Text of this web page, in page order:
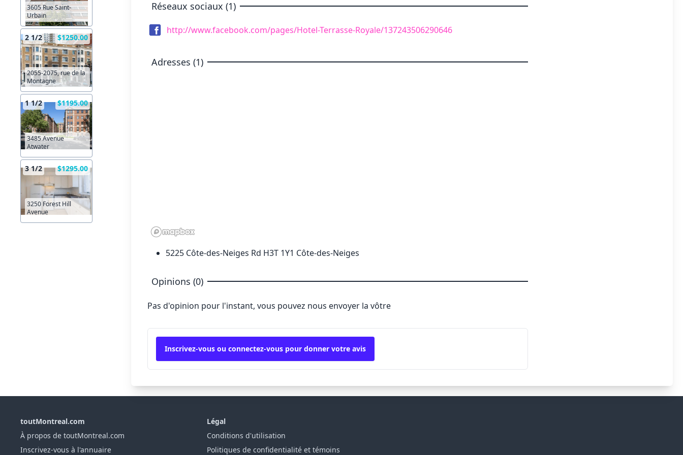
3605 Rue Saint-
Urbain
2 1/2 $1250.00
2055-2075, rue de la
Montagne
1 1/2 $1195.00
3485 Avenue
Atwater
3 1/2 $1295.00
3250 Forest Hill
Avenue
Réseaux sociaux (1)
http://www.facebook.com/pages/Hotel-Terrasse-Royale/137243506290646
Adresses (1)
5225 Côte-des-Neiges Rd H3T 1Y1 Côte-des-Neiges
Opinions (0)
Pas d'opinion pour l'instant, vous pouvez nous envoyer la vôtre
Inscrivez-vous ou connectez-vous pour donner votre avis
toutMontreal.com
À propos de toutMontreal.com
Inscrivez-vous à l'annuaire
Légal
Conditions d'utilisation
Politiques de confidentialité et témoins